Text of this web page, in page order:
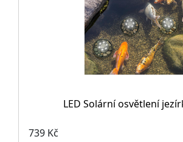
LED Solární osvětlení
739 Kč